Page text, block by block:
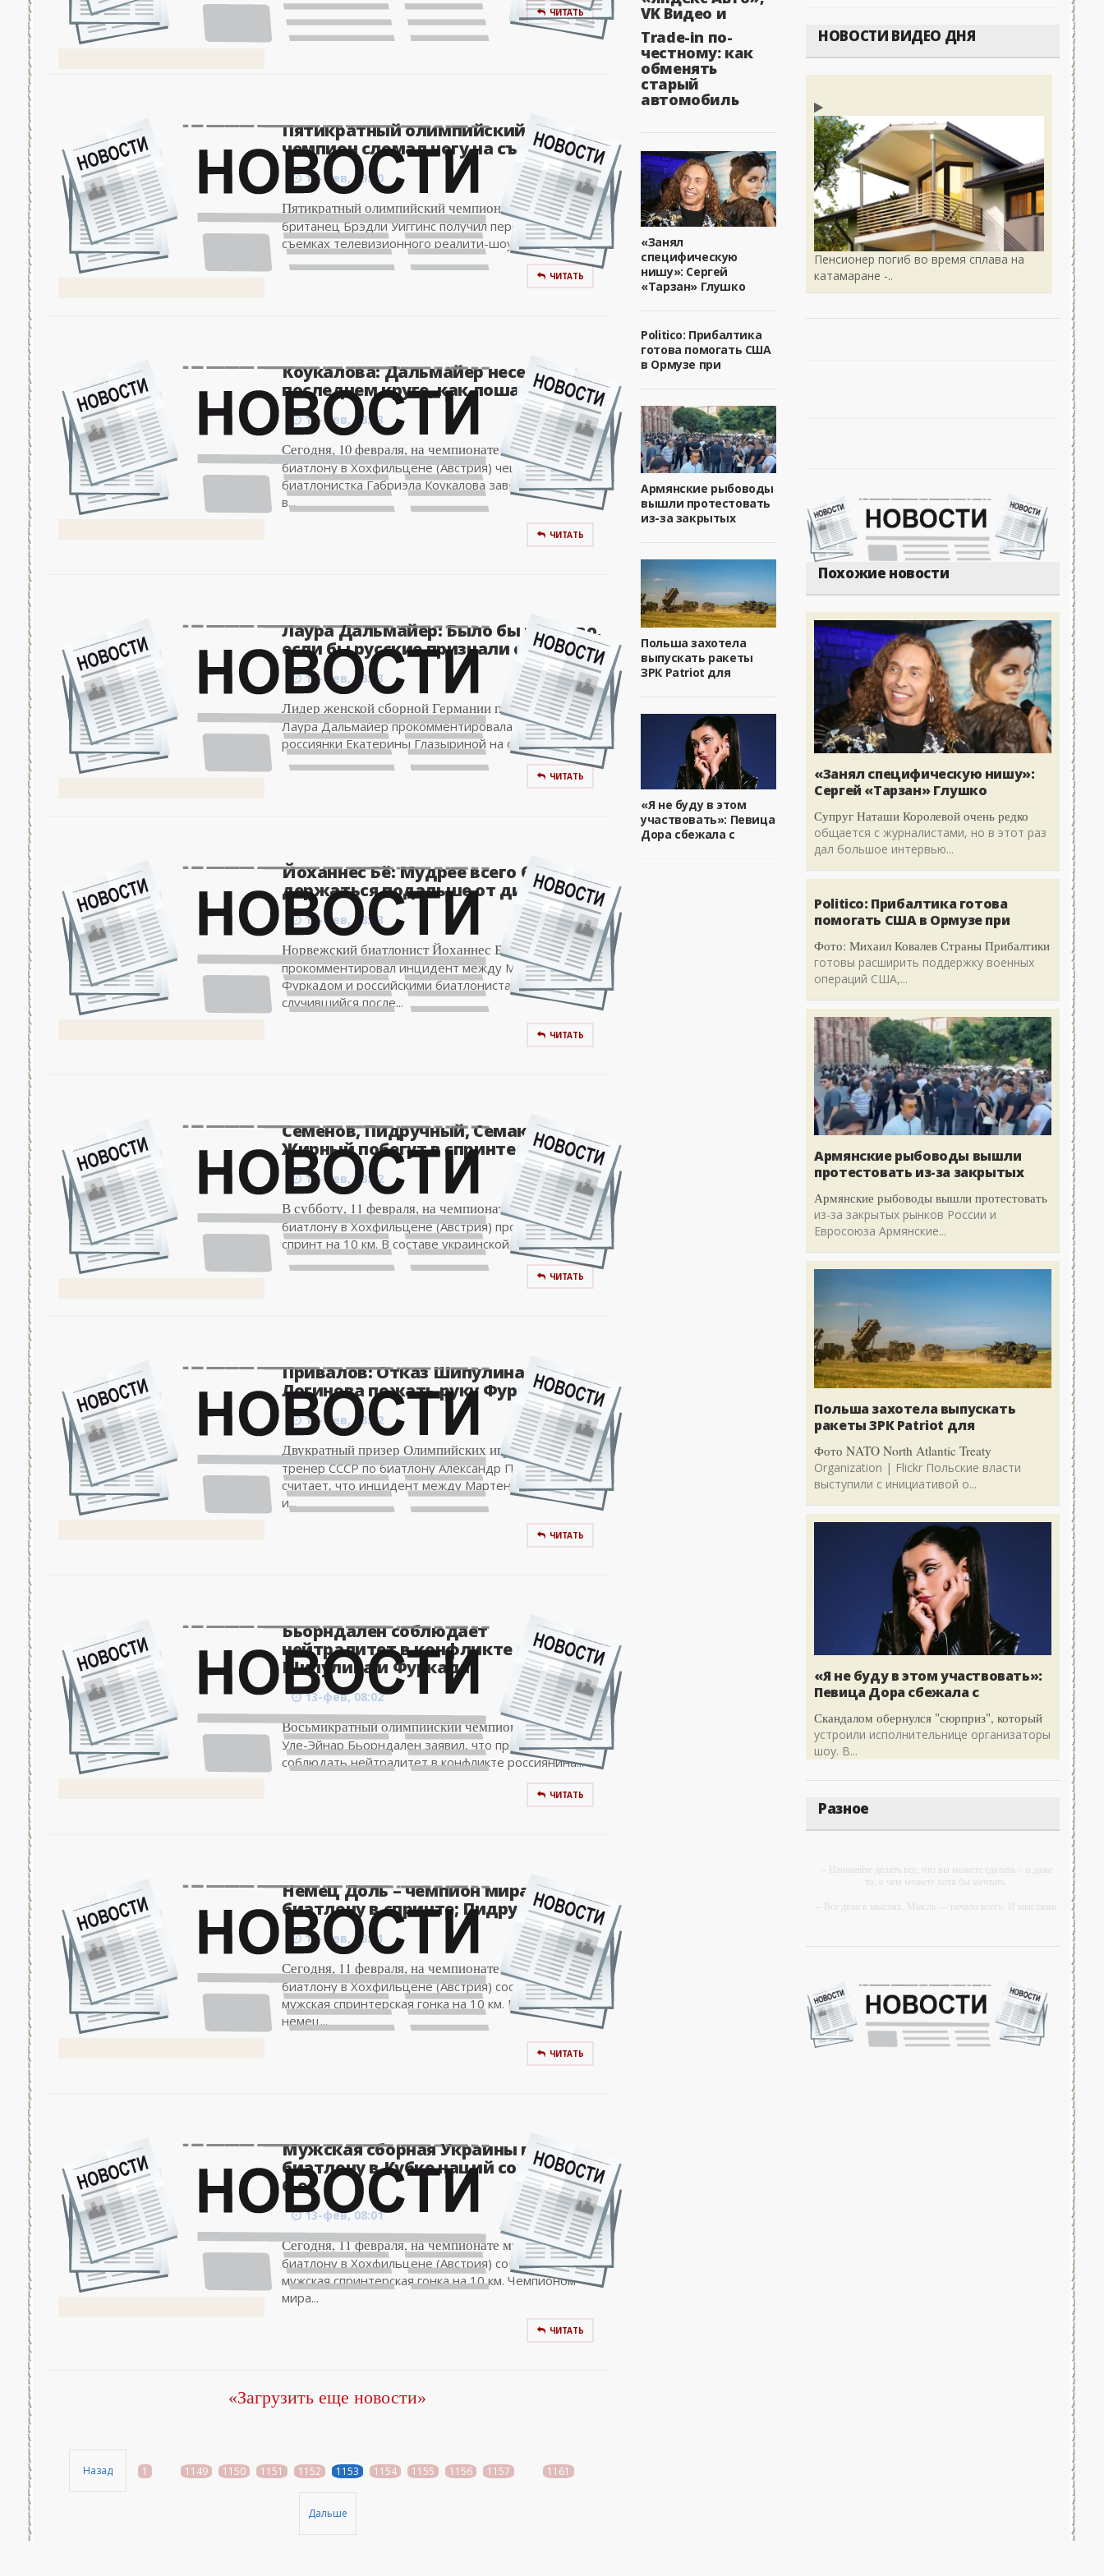
ЧИТАТЬ
Пятикратный олимпийский
чемпион сломал ногу на съемках..
13-фев, 19:00
Пятикратный олимпийский чемпион по велоспорту
британец Брэдли Уиггинс получил перелом ноги на
съемках телевизионного реалити-шоу The Jump,...
ЧИТАТЬ
Коукалова: Дальмайер несется на
последнем круге, как лошадь, и..
13-фев, 08:03
Сегодня, 10 февраля, на чемпионате мира по
биатлону в Хохфильцене (Австрия) чешская
биатлонистка Габриэла Коукалова завоевала золото
в...
ЧИТАТЬ
Лаура Дальмайер: Было бы здорово,
если бы русские признали свои..
13-фев, 08:03
Лидер женской сборной Германии по биатлону
Лаура Дальмайер прокомментировала отстранение
россиянки Екатерины Глазыриной на основании...
ЧИТАТЬ
Йоханнес Бё: Мудрее всего будет
держаться подальше от дискуссии..
13-фев, 08:03
Норвежский биатлонист Йоханнес Бё
прокомментировал инцидент между Мартеном
Фуркадом и российскими биатлонистами,
случившийся после...
ЧИТАТЬ
Семенов, Пидручный, Семаков и
Жирный побегут в спринте на ЧМ в..
13-фев, 08:02
В субботу, 11 февраля, на чемпионате мира по
биатлону в Хохфильцене (Австрия) пройдёт мужской
спринт на 10 км. В составе украинской...
ЧИТАТЬ
Привалов: Отказ Шипулина и
Логинова пожать руку Фуркаду..
13-фев, 08:02
Двукратный призер Олимпийских игр, заслуженный
тренер СССР по биатлону Александр Привалов
считает, что инцидент между Мартеном Фуркадом
и...
ЧИТАТЬ
Бьорндален соблюдает
нейтралитет в конфликте
Шипулина и Фуркада..
13-фев, 08:02
Восьмикратный олимпийский чемпион норвежец
Уле-Эйнар Бьорндален заявил, что предпочитает
соблюдать нейтралитет в конфликте россиянина...
ЧИТАТЬ
Немец Доль – чемпион мира по
биатлону в спринте; Пидручный –..
13-фев, 08:01
Сегодня, 11 февраля, на чемпионате мира по
биатлону в Хохфильцене (Австрия) состоялась
мужская спринтерская гонка на 10 км. Победил
немец...
ЧИТАТЬ
Мужская сборная Украины по
биатлону в Кубке наций сохранила
6-е..
13-фев, 08:01
Сегодня, 11 февраля, на чемпионате мира по
биатлону в Хохфильцене (Австрия) состоялась
мужская спринтерская гонка на 10 км. Чемпионом
мира...
ЧИТАТЬ
«Загрузить еще новости»
Назад 1 1149 1150 1151 1152 1153 1154 1155 1156 1157 1161
Дальше
VK Видео и
Trade-in по-
честному: как
обменять
старый
автомобиль
«Занял
специфическую
нишу»: Сергей
«Тарзан» Глушко
Politico: Прибалтика
готова помогать США
в Ормузе при
Армянские рыбоводы
вышли протестовать
из-за закрытых
Польша захотела
выпускать ракеты
ЗРК Patriot для
«Я не буду в этом
участвовать»: Певица
Дора сбежала с
НОВОСТИ ВИДЕО ДНЯ
Пенсионер погиб во время сплава на
катамаране -..
Похожие новости
«Занял специфическую нишу»:
Сергей «Тарзан» Глушко
Супруг Наташи Королевой очень редко
общается с журналистами, но в этот раз
дал большое интервью...
Politico: Прибалтика готова
помогать США в Ормузе при
Фото: Михаил Ковалев Страны Прибалтики
готовы расширить поддержку военных
операций США,...
Армянские рыбоводы вышли
протестовать из-за закрытых
Армянские рыбоводы вышли протестовать
из-за закрытых рынков России и
Евросоюза Армянские...
Польша захотела выпускать
ракеты ЗРК Patriot для
Фото NATO North Atlantic Treaty
Organization | Flickr Польские власти
выступили с инициативой о...
«Я не буду в этом участвовать»:
Певица Дора сбежала с
Скандалом обернулся "сюрприз", который
устроили исполнительнице организаторы
шоу. В...
Разное
-- Начинайте делать все, что вы можете сделать – и даже
то, о чем можете хотя бы мечтать.
-- Все дело в мыслях. Мысль — начало всего. И мыслями
-- Самое большое богатство — это ум. Самая большая
нищета — глупость. Из всех страхов самый пугающий —
самолюбование.
-- Лучшее, что можно сделать с хорошим советом, это